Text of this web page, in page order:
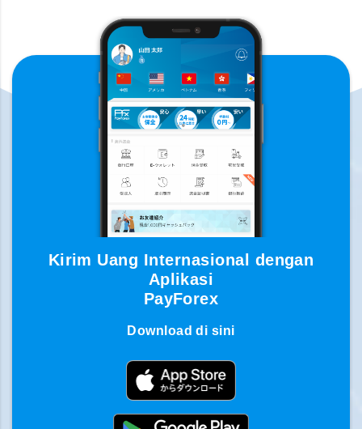
Kirim Uang Internasional dengan
Aplikasi
PayForex
Download di sini